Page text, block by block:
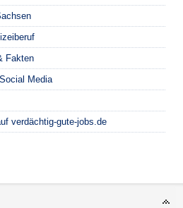
Fakten
Media
verdächtig-gute-jobs.de